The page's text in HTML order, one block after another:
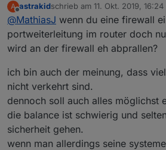
Benutzername "pi" in ein
Zugang ausschließlich über
Eine vernünftige Firewall
pfSense)
einen vernünftigen Switch
IObroker Passwort setzen
nach schon bei der
wegen Bequemlichkeit
fail2ban wurde schon erwähnt
Im Router gucken, dass
A
Offline
astrakidschrieb am 11. Okt. 2019, 16:24
zuletzt editiert von
@MathiasJ wenn du eine firewall
portweiterleitung im router doch
wird an der firewall eh abprallen?
ich bin auch der meinung, dass
nicht verkehrt sind.
dennoch soll auch alles möglichst
die balance ist schwierig und
sicherheit gehen.
wenn man allerdings seine